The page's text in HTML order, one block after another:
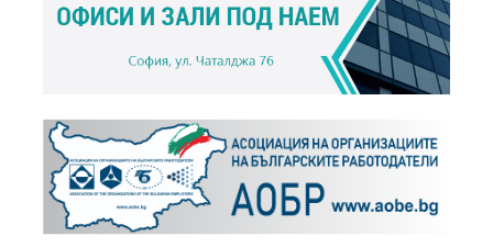
+
Новини, 15.04.2008
Награди на БСК - `ИН-5`
Фотогалерия, 15.04.2008
Награди 2008 г.
Новини, 28.03.2007